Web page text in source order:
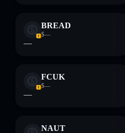
BREAD
$—
—
FCUK
$—
—
NAUT